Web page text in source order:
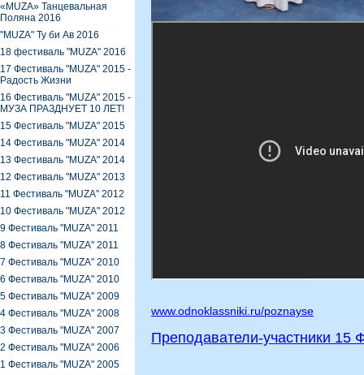
«MUZA» Танцевальная
Поляна 2016
"MUZA" Ту би Ав 2016
18 фестиваль "MUZA" 2016
17 Фестиваль "MUZA" 2015 -
Радость Жизни
16 Фестиваль "MUZA" 2015 -
МУЗА ПРАЗДНУЕТ 10 ЛЕТ!
15 Фестиваль "MUZA" 2015
14 Фестиваль "MUZA" 2014
13 Фестиваль "MUZA" 2014
12 Фестиваль "MUZA" 2013
11 Фестиваль "MUZA" 2012
10 Фестиваль "MUZA" 2012
9 Фестиваль "MUZA" 2011
8 Фестиваль "MUZA" 2011
7 Фестиваль "MUZA" 2010
6 Фестиваль "MUZA" 2010
5 Фестиваль "MUZA" 2009
4 Фестиваль "MUZA" 2008
3 Фестиваль "MUZA" 2007
2 Фестиваль "MUZA" 2006
1 Фестиваль "MUZA" 2005
www.odnoklassniki.ru/poznayse
Преподаватели-участники 15